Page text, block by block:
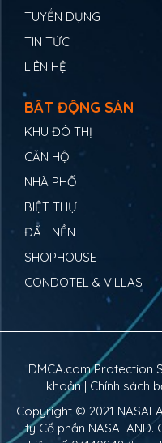
TUYỂN DỤNG
TIN TỨC
LIÊN HỆ
BẤT ĐỘNG SẢN
KHU ĐÔ THỊ
CĂN HỘ
NHÀ PHỐ
BIỆT THỰ
ĐẤT NỀN
SHOPHOUSE
CONDOTEL & VILLAS
DMCA.com Protection
khoản| Chính sách
Copyright © 2021
ty Cổ phần